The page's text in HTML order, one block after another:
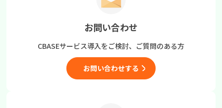
お問い合わせ
CBASEサービス導入をご検討、 ご質問のある方
お問い合わせする